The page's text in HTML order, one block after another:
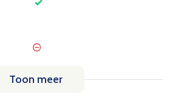
Toon meer